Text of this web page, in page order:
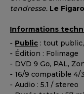
tendresse. Le Figaro
Informations
- Public : tout
- Édition : Folimage
- DVD 9 Go, PAL,
- 16/9 compatible 4/3
- Audio : 5.1 / stereo